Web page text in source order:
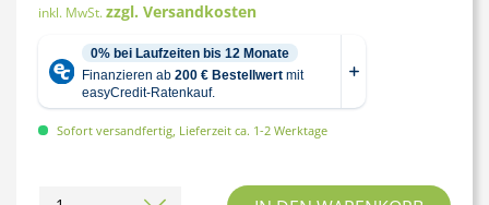
inkl. MwSt.zzgl. Versandkosten
Sofort versandfertig, Lieferzeit ca. 1-2 Werktage